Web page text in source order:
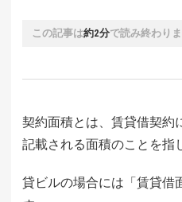
この記事は約2分で読み終わりま
契約面積とは、賃貸借契約
記載される面積のことを指
貸ビルの場合には「賃貸借